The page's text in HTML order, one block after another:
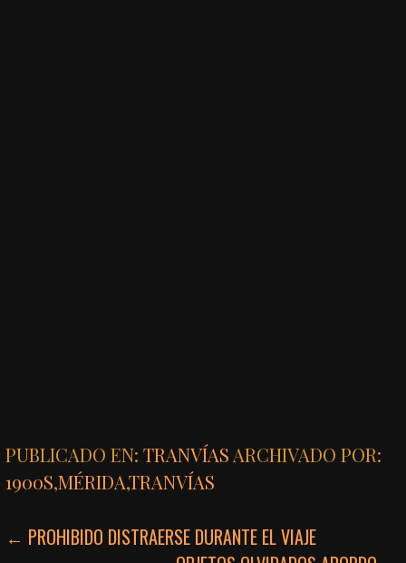
PUBLICADO EN:TRANVÍAS ARCHIVADO POR:
1900S,MÉRIDA,TRANVÍAS
NAVEGACIÓN
← PROHIBIDO DISTRAERSE DURANTE EL VIAJE